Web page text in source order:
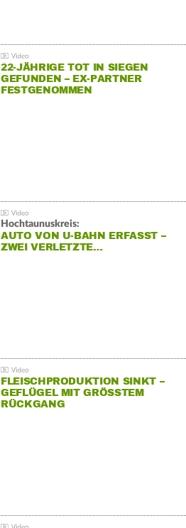
22-JÄHRIGE TOT IN SIEGEN
GEFUNDEN – EX-PARTNER
FESTGENOMMEN
Hochtaunuskreis:
AUTO VON U-BAHN ERFASST –
ZWEI VERLETZTE…
FLEISCHPRODUKTION SINKT –
GEFLÜGEL MIT GRÖSSTEM R
ÜCKGANG